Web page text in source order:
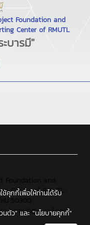
Foundation and
Center of RMUTL
บารมี"
Foundation and
Center of RMUTL :
ม่ 50300
ช้คุกกี้เพื่อให้ท่านได้รับ
นตัว" และ "นโยบายคุกกี้"